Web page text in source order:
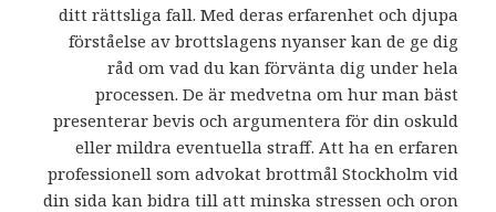
ditt rättsliga fall. Med deras erfarenhet och djupa
förståelse av brottslagens nyanser kan de ge dig
råd om vad du kan förvänta dig under hela
processen. De är medvetna om hur man bäst
presenterar bevis och argumentera för din oskuld
eller mildra eventuella straff. Att ha en erfaren
professionell som advokat brottmål Stockholm vid
din sida kan bidra till att minska stressen och oron